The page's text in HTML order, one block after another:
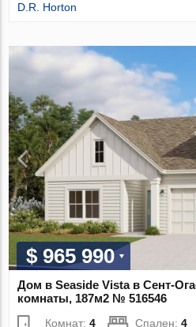
D.R. Horton
$ 965 990
Дом в Seaside Vista в Сент-
комнаты, 187м2 № 516546
Комнат:4 Спален:4